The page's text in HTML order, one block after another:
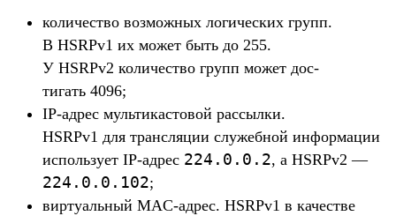
ко­личес­тво воз­можных логичес­ких групп.
В HSRPv1 их может быть до 255.
У HSRPv2 количес­тво групп может дос­
тигать 4096;
IP-адрес муль­тикас­товой рас­сылки.
HSRPv1 для тран­сля­ции слу­жеб­ной информа­ции
исполь­зует IP-адрес 224. 0. 0. 2, а HSRPv2 —
224. 0. 0. 102;
вир­туаль­ный MAC-адрес. HSRPv1 в качес­тве